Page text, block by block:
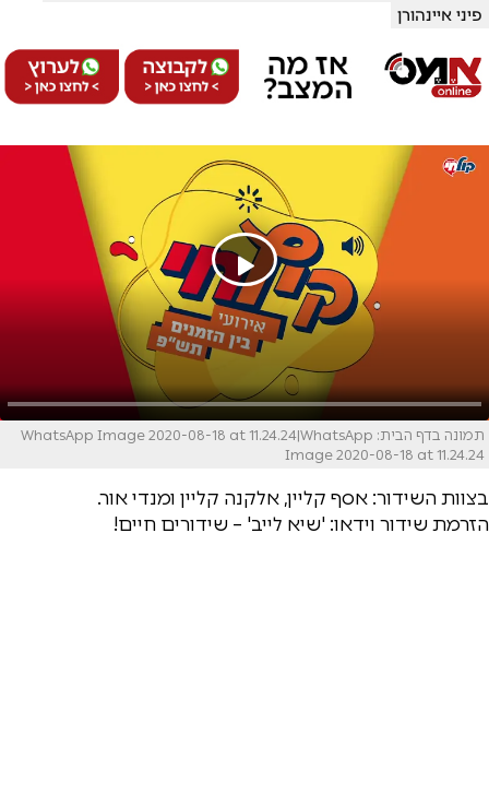
פיני איינהורן
תמונה בדף הבית: WhatsApp Image 2020-08-18 at 11.24.24|WhatsApp
Image 2020-08-18 at 11.24.24
בצוות השידור: אסף קליין, אלקנה קליין ומנדי אור.
הזרמת שידור וידאו: 'שיא לייב' – שידורים חיים!